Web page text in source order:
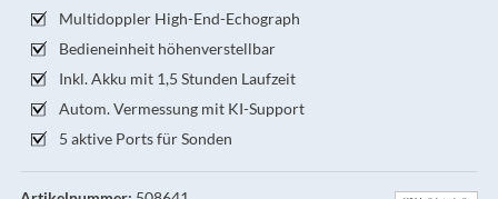
Multidoppler High-End-Echograph
Bedieneinheit höhenverstellbar
Inkl. Akku mit 1,5 Stunden Laufzeit
Autom. Vermessung mit KI-Support
5 aktive Ports für Sonden